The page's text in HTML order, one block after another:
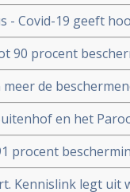
- Covid-19 geeft
zijn nog veel
90 procent
in een
de
dan ouderen in
en het
alle 60
procent
ziek worden. Blijkt
Kennislink legt uit